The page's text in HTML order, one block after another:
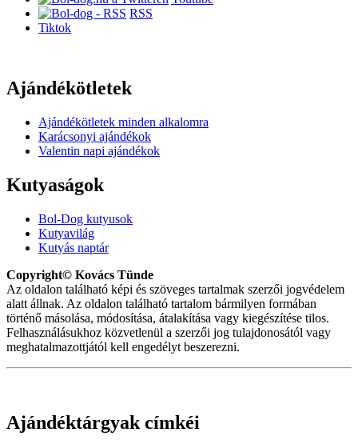
RSS
Tiktok
Ajándékötletek
Ajándékötletek minden alkalomra
Karácsonyi ajándékok
Valentin napi ajándékok
Kutyaságok
Bol-Dog kutyusok
Kutyavilág
Kutyás naptár
Copyright© Kovács Tünde
Az oldalon található képi és szöveges tartalmak szerzői jogvédelem
alatt állnak. Az oldalon található tartalom bármilyen formában
történő másolása, módosítása, átalakítása vagy kiegészítése tilos.
Felhasználásukhoz közvetlenül a szerzői jog tulajdonosától vagy
meghatalmazottjától kell engedélyt beszerezni.
Ajándéktárgyak címkéi